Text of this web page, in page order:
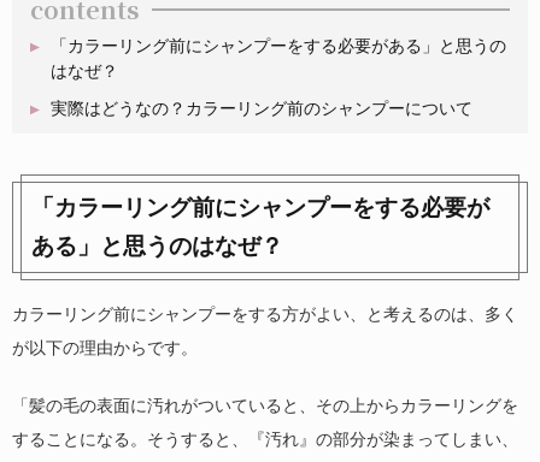
contents
「カラーリング前にシャンプーをする必要がある」と思うの
はなぜ？
実際はどうなの？カラーリング前のシャンプーについて
「カラーリング前にシャンプーをする必要が
ある」と思うのはなぜ？
カラーリング前にシャンプーをする方がよい、と考えるのは、多く
が以下の理由からです。
「髪の毛の表面に汚れがついていると、その上からカラーリングを
することになる。そうすると、『汚れ』の部分が染まってしまい、